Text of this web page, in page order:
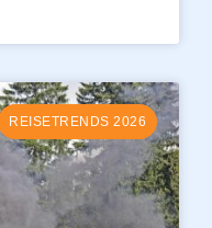
REISETRENDS 2026